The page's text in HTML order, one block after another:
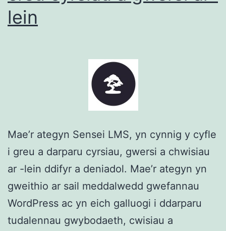
lein
Mae’r ategyn Sensei LMS, yn cynnig y cyfle
i greu a darparu cyrsiau, gwersi a chwisiau
ar -lein ddifyr a deniadol. Mae’r ategyn yn
gweithio ar sail meddalwedd gwefannau
WordPress ac yn eich galluogi i ddarparu
tudalennau gwybodaeth, cwisiau a